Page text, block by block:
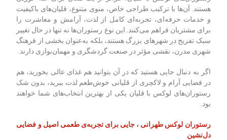
هستند. آن‌ها با ترکیب طراحی خاص، منوی متنوع، قلیان‌های باکیفیت
و خدمات حرفه‌ای، تجربه‌ای کامل از لذت، آرامش و معاشرت را
برای مشتریان فراهم می‌کنند. این نوع رستوران‌ها نه تنها در حال تغییر
سبک تفریح در شهرهای بزرگ هستند، بلکه به‌عنوان بخشی از فرهنگ
شهری مدرن، نقشی مؤثر در صنعت گردشگری و مهمان‌نوازی دارند.
اگر به دنبال جایی هستید که در آن بتوانید هم غذای عالی بخورید، هم
در فضایی آرام و لاکچری از قلیانی خوش‌طعم لذت ببرید، بدون شک
رستوران‌های لوکس با قلیان یکی از بهترین انتخاب‌های شما خواهند
بود.
رستوران لوکس طهرانی ، جایی برای تجربه‌ی طعمی اصیل و فضایی
دل‌نشین